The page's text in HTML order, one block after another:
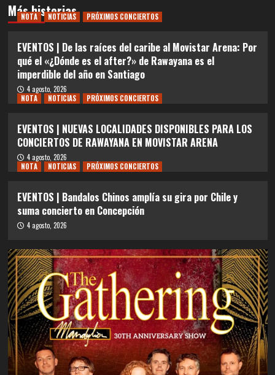
Más historias
NOTA NOTICIAS PRÓXIMOS CONCIERTOS
EVENTOS | De las raíces del caribe al Movistar Arena: Por
qué el «¿Dónde es el after?» de Rawayana es el
imperdible del año en Santiago
4 agosto, 2026
NOTA
NOTICIAS PRÓXIMOS CONCIERTOS
EVENTOS | NUEVAS LOCALIDADES DISPONIBLES PARA LOS
CONCIERTOS DE RAWAYANA EN MOVISTAR ARENA
4 agosto, 2026
NOTA
NOTICIAS PRÓXIMOS CONCIERTOS
EVENTOS | Bandalos Chinos amplía su gira por Chile y
suma concierto en Concepción
4 agosto, 2026